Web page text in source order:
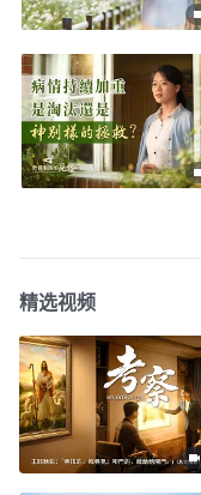
精选视频